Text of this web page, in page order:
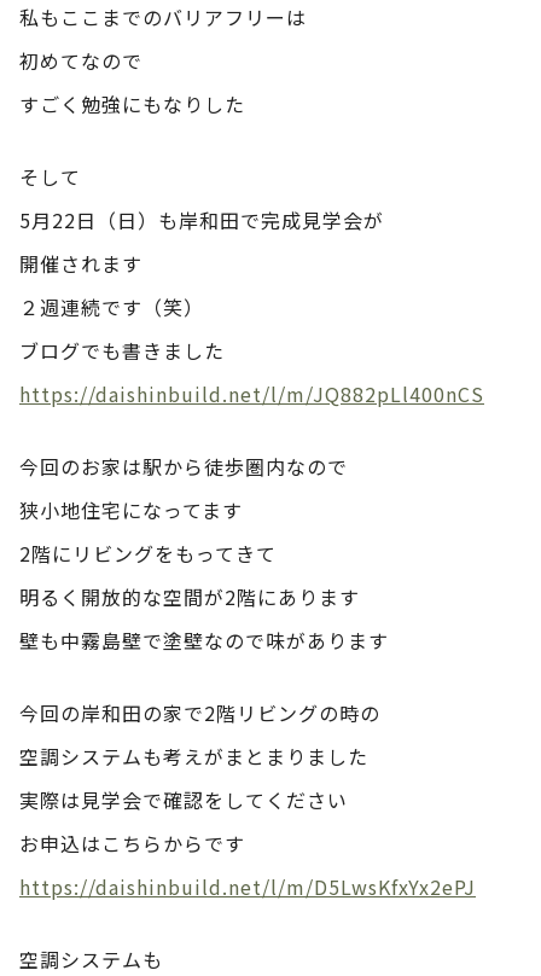
私もここまでのバリアフリーは
初めてなので
すごく勉強にもなりした
そして
5月22日（日）も岸和田で完成見学会が
開催されます
２週連続です（笑）
ブログでも書きました
https://daishinbuild.net/l/m/JQ882pLl400nCS
今回のお家は駅から徒歩圏内なので
狭小地住宅になってます
2階にリビングをもってきて
明るく開放的な空間が2階にあります
壁も中霧島壁で塗壁なので味があります
今回の岸和田の家で2階リビングの時の
空調システムも考えがまとまりました
実際は見学会で確認をしてください
お申込はこちらからです
https://daishinbuild.net/l/m/D5LwsKfxYx2ePJ
空調システムも